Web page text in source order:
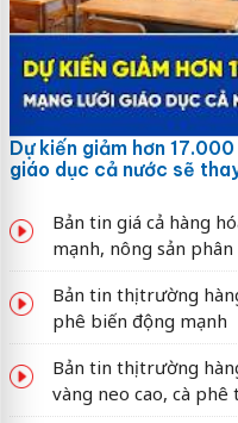
Dự kiến giảm hơn
giáo dục cả nước sẽ
Bản tin giá cả hàng
mạnh, nông sản phân
Bản tin thị trường
phê biến động mạnh
Bản tin thị trường
vàng neo cao, cà